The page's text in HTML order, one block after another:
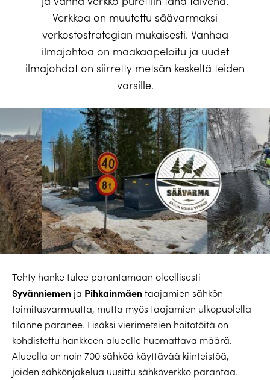
Verkkoa on muutettu säävarmaksi
verkostostrategian mukaisesti. Vanhaa
ilmajohtoa on maakaapeloitu ja uudet
ilmajohdot on siirretty metsän keskeltä teiden
varsille.
Tehty hanke tulee parantamaan oleellisesti
Syvänniemen ja Pihkainmäentaajamien sähkön
toimitusvarmuutta, mutta myös taajamien ulkopuolella
tilanne paranee. Lisäksi vierimetsien hoitotöitä on
kohdistettu hankkeen alueelle huomattava määrä.
Alueella on noin 700 sähköä käyttävää kiinteistöä,
joiden sähkönjakelua uusittu sähköverkko parantaa.